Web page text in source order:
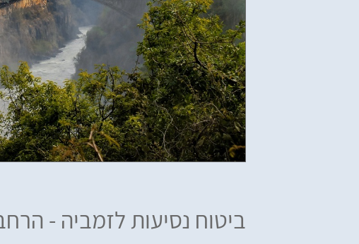
ביטוח נסיעות לזמביה -